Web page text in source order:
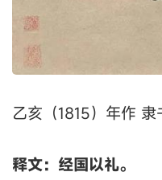
乙亥（1815）年作 隶
释文：经国以礼。